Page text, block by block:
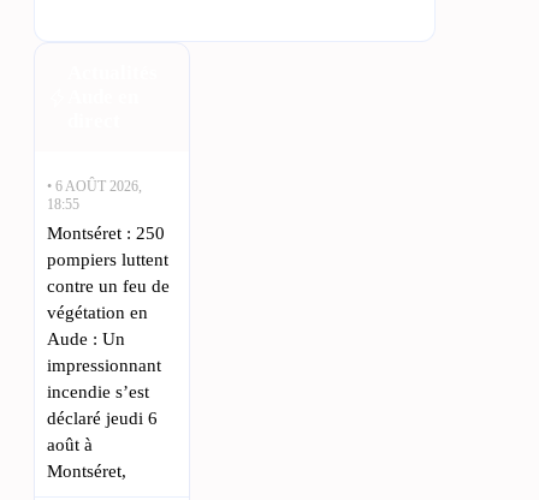
• 6 AOÛT 2026,
18:55
Montséret : 250
pompiers luttent
contre un feu de
végétation en
Aude : Un
impressionnant
incendie s’est
déclaré jeudi 6
août à
Montséret,